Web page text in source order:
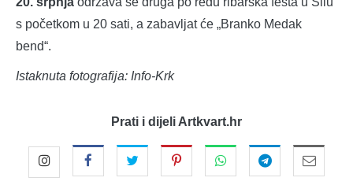
s početkom u 20 sati, a zabavljat će „Branko Medak
bend“.
Istaknuta fotografija: Info-Krk
Prati i dijeli Artkvart.hr